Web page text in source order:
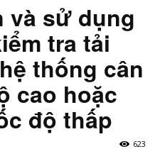
và sử dụng
tra tải
thống cân
cao hoặc
độ thấp
623